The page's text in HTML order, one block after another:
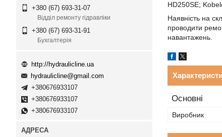
HD250SE;
Наявність на
проводити
навантажень.
Основні
Виробник
+380 (67) 693-31-07
Відділ ремонту гідравліки
+380 (67) 693-31-91
Бухгалтерія
http://hydraulicline.ua
hydraulicline@gmail.com
+380676933107
+380676933107
+380676933107